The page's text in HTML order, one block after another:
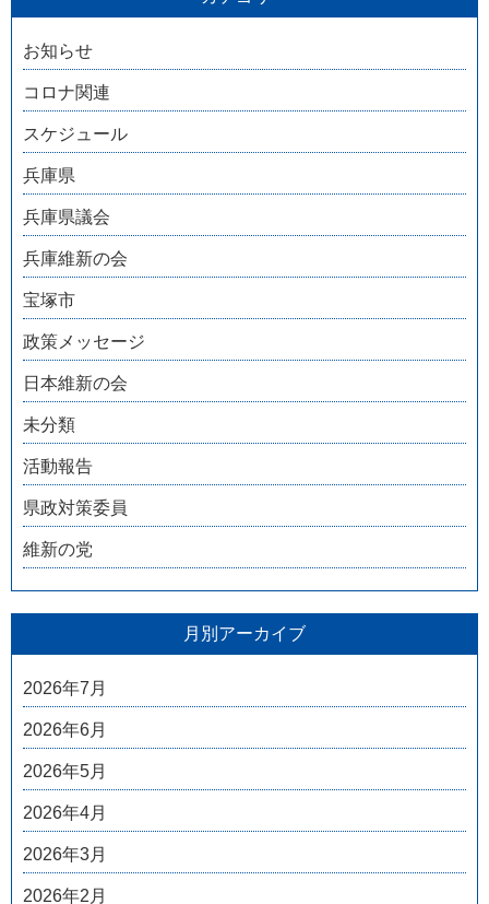
お知らせ
コロナ関連
スケジュール
兵庫県
兵庫県議会
兵庫維新の会
宝塚市
政策メッセージ
日本維新の会
未分類
活動報告
県政対策委員
維新の党
月別アーカイブ
2026年7月
2026年6月
2026年5月
2026年4月
2026年3月
2026年2月